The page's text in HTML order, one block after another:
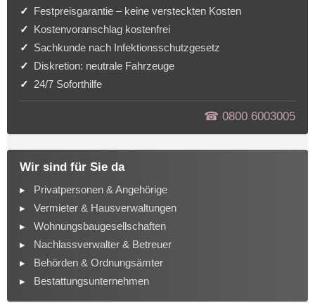
Festpreisgarantie – keine versteckten Kosten
Kostenvoranschlag kostenfrei
Sachkunde nach Infektionsschutzgesetz
Diskretion: neutrale Fahrzeuge
24/7 Soforthilfe
☎︎ 0800 6003005
Wir sind für Sie da
Privatpersonen & Angehörige
Vermieter & Hausverwaltungen
Wohnungsbaugesellschaften
Nachlassverwalter & Betreuer
Behörden & Ordnungsämter
Bestattungsunternehmen